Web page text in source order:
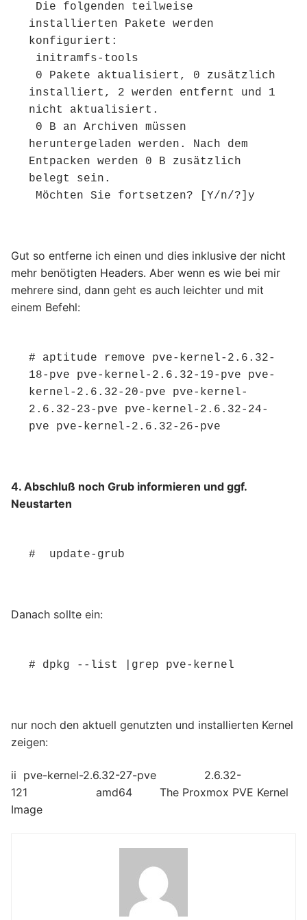
installierten Pakete werden
konfiguriert:
installiert, 2 werden entfernt und 1
nicht aktualisiert.
heruntergeladen werden. Nach dem
Entpacken werden 0 B zusätzlich
belegt sein.
Möchten Sie fortsetzen? [Y/n/?]y
Gut so entferne ich einen und dies inklusive der nicht
mehr benötigten Headers. Aber wenn es wie bei mir
mehrere sind, dann geht es auch leichter und mit
einem Befehl:
# aptitude remove pve-kernel-2.6.32-
18-pve pve-kernel-2.6.32-19-pve pve-
kernel-2.6.32-20-pve pve-kernel-
2.6.32-23-pve pve-kernel-2.6.32-24-
pve pve-kernel-2.6.32-26-pve
4. Abschluß noch Grub informieren und ggf.
Neustarten
#  update-grub
Danach sollte ein:
# dpkg --list |grep pve-kernel
nur noch den aktuell genutzten und installierten Kernel
zeigen:
ii pve-kernel-2.6.32-27-pve 2.6.32-
121 amd64 The Proxmox PVE Kernel
Image